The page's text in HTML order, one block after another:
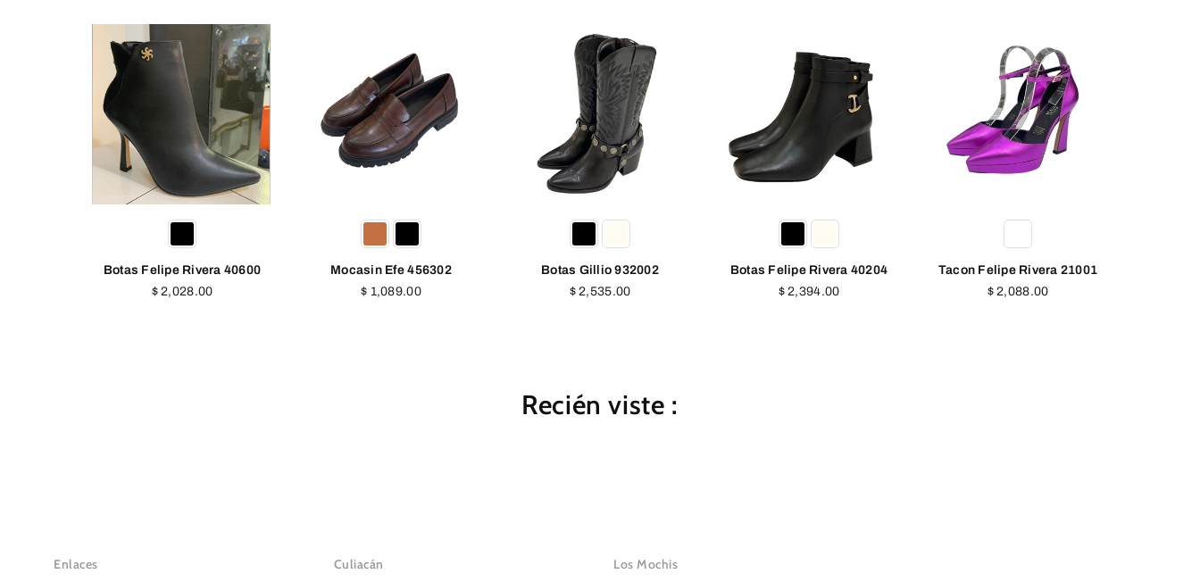
Mocasin Efe 456302
Precio
$ 1,089.00
Botas Gillio 932002
Precio
$ 2,535.00
Botas Felipe Rivera 40204
Precio
$ 2,394.00
Tacon Felipe Rivera 21001
Precio
$ 2,088.00
Tacon Felipe Rivera 20804
Precio
$ 1,726.00
Recién viste :
Enlaces Culiacán Los Mochis